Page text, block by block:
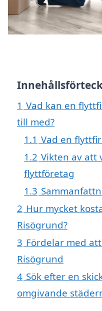
1 Vad kan en
till med?
1.1 Vad en
1.2 Vikten av att
flyttföretag
1.3
2 Hur mycket
Risögrund?
3 Fördelar med
Risögrund
4 Sök efter en
omgivande